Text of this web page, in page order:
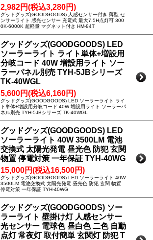
2,982円(税込3,280円)
グッドグッズ(GOODGOODS) 人感センサー付き 薄型 セ
ンサーライト 感光センサー 充電式 最大7.5H点灯可 300
0K-6000K 超軽量 マグネット付き HM-84T
グッドグッズ(GOODGOODS) LED
ソーラーライト ライト単体+増設用
分岐コード 40W 増設用ライト ソー
ラーパネル別売 TYH-5JBシリーズ
TK-40WGL
5,600円(税込6,160円)
グッドグッズ(GOODGOODS) LED ソーラーライト ライ
ト単体+増設用分岐コード 40W 増設用ライト ソーラーパ
ネル別売 TYH-5JBシリーズ TK-40WGL
グッドグッズ(GOODGOODS) LED
ソーラーライト 40W 3500LM 電池
交換式 太陽光発電 昼光色 防犯 玄関
物置 停電対策 一年保証 TYH-40WG
15,000円(税込16,500円)
グッドグッズ(GOODGOODS) LED ソーラーライト 40W
3500LM 電池交換式 太陽光発電 昼光色 防犯 玄関 物置
停電対策 一年保証 TYH-40WG
グッドグッズ(GOODGOODS) ソー
ラーライト 壁掛け灯 人感センサー
光センサー 電球色 昼白色 二色 自動
点灯 常夜灯 取付簡単 玄関灯 防犯 T